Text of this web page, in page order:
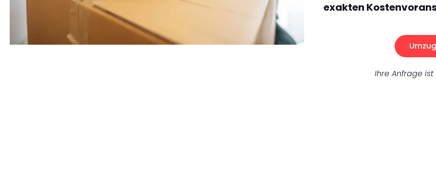
exakten
Ihre Anfrage ist